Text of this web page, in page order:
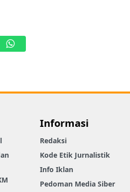
WhatsApp
Informasi
Redaksi
Kode Etik Jurnalistik
Info Iklan
Pedoman Media Siber